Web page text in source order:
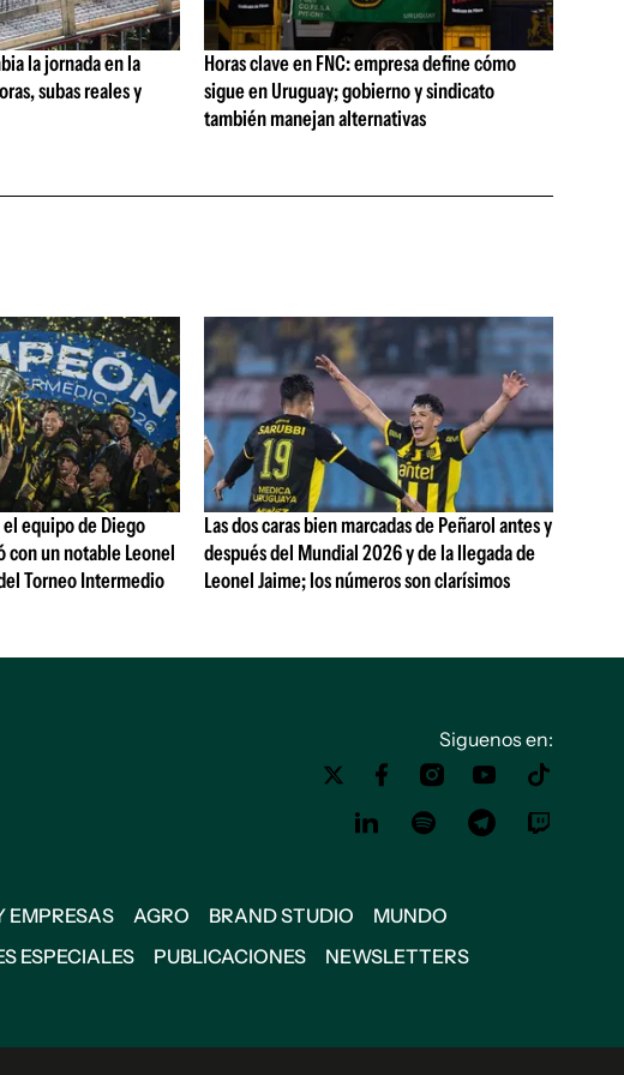
la jornada en la
subas reales y
Horas clave en FNC: empresa define cómo
sigue en Uruguay; gobierno y sindicato
también manejan alternativas
el equipo de Diego
con un notable Leonel
Torneo Intermedio
Las dos caras bien marcadas de Peñarol antes y
después del Mundial 2026 y de la llegada de
Leonel Jaime; los números son clarísimos
Siguenos en:
EMPRESAS AGRO BRAND STUDIO
MUNDO
ESPECIALES PUBLICACIONES
NEWSLETTERS